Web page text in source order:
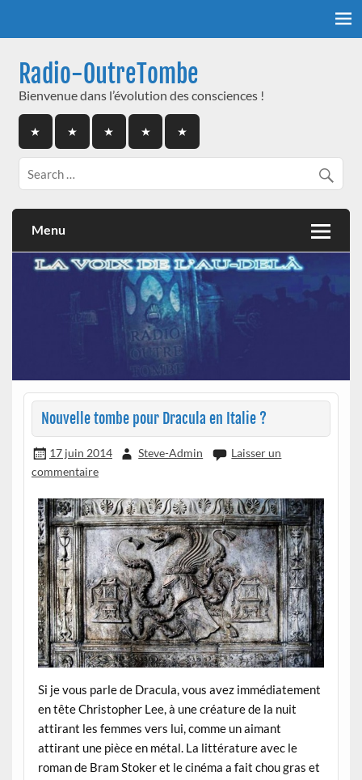
Radio-OutreTombe
Bienvenue dans l’évolution des consciences !
Menu
Nouvelle tombe pour Dracula en Italie ?
17 juin 2014 Steve-Admin
Laisser un
commentaire
Si je vous parle de Dracula, vous avez immédiatement
en tête Christopher Lee, à une créature de la nuit
attirant les femmes vers lui, comme un aimant
attirant une pièce en métal. La littérature avec le
roman de Bram Stoker et le cinéma a fait chou gras et